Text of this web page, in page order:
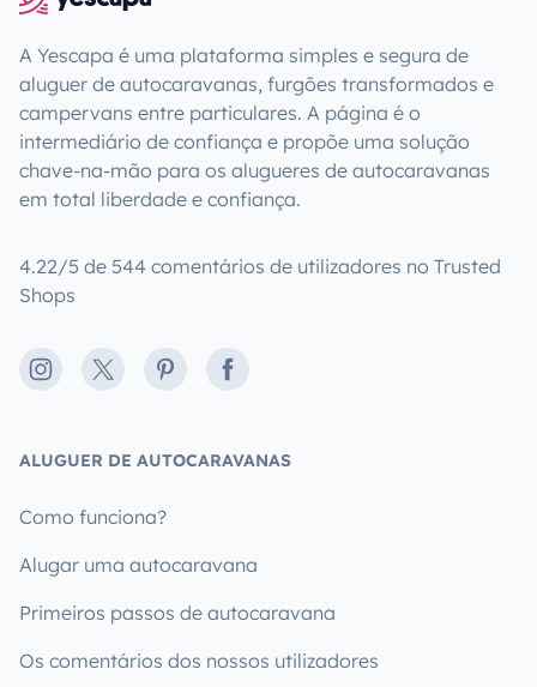
A Yescapa é uma plataforma simples e segura de
aluguer de autocaravanas, furgões transformados e
campervans entre particulares. A página é o
intermediário de confiança e propõe uma solução
chave-na-mão para os alugueres de autocaravanas
em total liberdade e confiança.
4.22/5 de 544 comentários de utilizadores no Trusted
Shops
Instagram
X PinterestFacebook
ALUGUER DE AUTOCARAVANAS
Como funciona?
Alugar uma autocaravana
Primeiros passos de autocaravana
Os comentários dos nossos utilizadores